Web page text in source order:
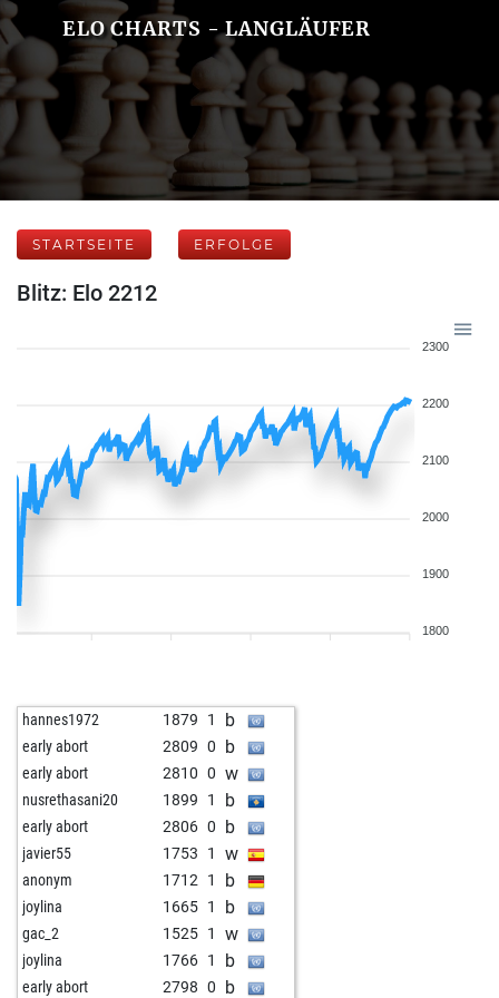
ELO CHARTS - LANGLÄUFER
STARTSEITE ERFOLGE
Blitz: Elo 2212
2300
2200
2100
2000
1900
1800
hannes1972 1879 1 b
early abort 2809 0 b
early abort 2810 0 w
nusrethasani20 1899 1 b
early abort 2806 0 b
javier55 1753 1 w
anonym 1712 1 b
joylina 1665 1 b
gac_2 1525 1 w
joylina 1766 1 b
early abort 2798 0 b